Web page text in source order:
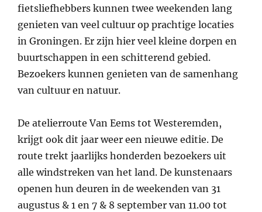
fietsliefhebbers kunnen twee weekenden lang
genieten van veel cultuur op prachtige locaties
in Groningen. Er zijn hier veel kleine dorpen en
buurtschappen in een schitterend gebied.
Bezoekers kunnen genieten van de samenhang
van cultuur en natuur.
De atelierroute Van Eems tot Westeremden,
krijgt ook dit jaar weer een nieuwe editie. De
route trekt jaarlijks honderden bezoekers uit
alle windstreken van het land. De kunstenaars
openen hun deuren in de weekenden van 31
augustus & 1 en 7 & 8 september van 11.00 tot